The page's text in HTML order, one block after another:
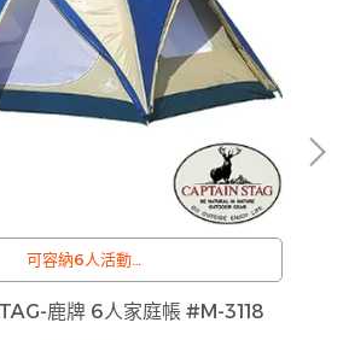
可容納6人活動
/
訂購注意事項 :
鹿牌 6人家庭帳 #M-3118